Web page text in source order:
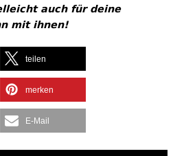
auch für deine
mit ihnen!
teilen
merken
E-Mail